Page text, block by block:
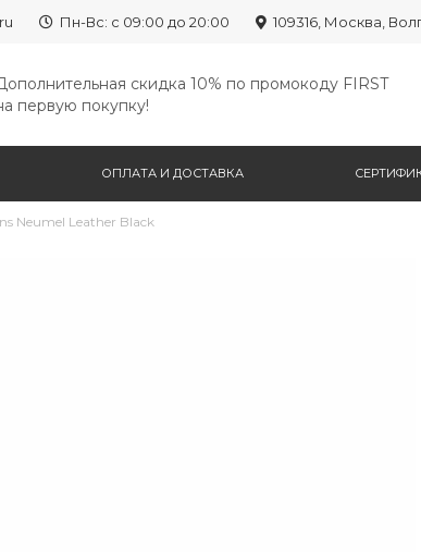
Пн-Вс: с 09:00 до 20:00 109316, Москва,
скидка 10% по промокоду FIRST
первую покупку!
ОПЛАТА И ДОСТАВКА
Neumel Leather Black